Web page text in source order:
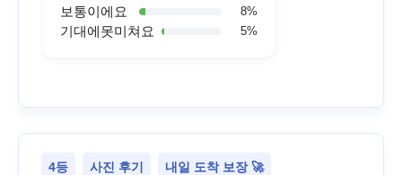
보통이에요 8%
기대에못미쳐요 5%
4등 사진 후기 내일 도착 보장 🚀